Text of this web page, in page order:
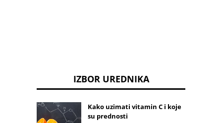
IZBOR UREDNIKA
Kako uzimati vitamin C i koje
su prednosti